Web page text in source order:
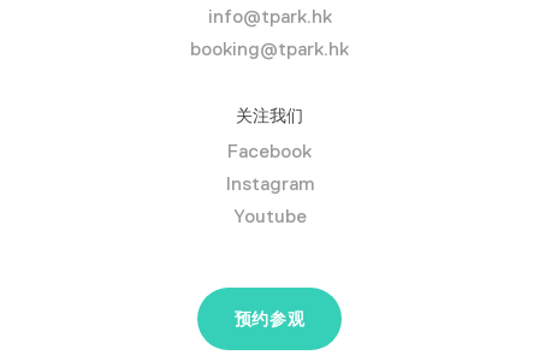
info@tpark.hk
booking@tpark.hk
关注我们
Facebook
Instagram
Youtube
预约参观